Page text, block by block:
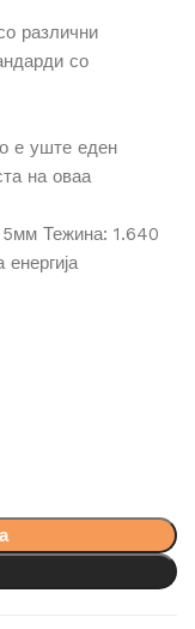
различни
со
е уште еден
на оваа
Тежина: 1.640